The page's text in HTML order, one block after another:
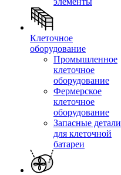
Клеточное
оборудование
Промышленное
клеточное
оборудование
Фермерское
клеточное
оборудование
Запасные детали
для клеточной
батареи